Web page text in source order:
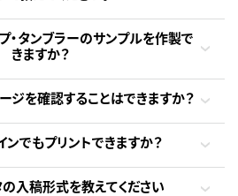
・タンブラーのサンプルを作製で
きますか？
ジを確認することはできますか？
でもプリントできますか？
入稿形式を教えてください